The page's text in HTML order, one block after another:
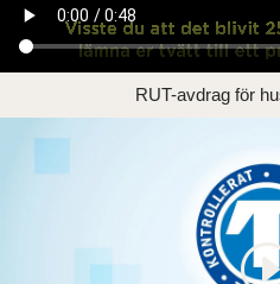
RUT-avdrag för